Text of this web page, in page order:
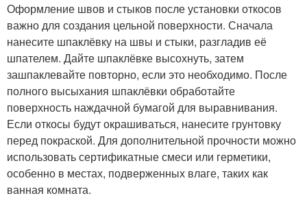
Оформление швов и стыков после установки откосов
важно для создания цельной поверхности. Сначала
нанесите шпаклёвку на швы и стыки, разгладив её
шпателем. Дайте шпаклёвке высохнуть, затем
зашпаклевайте повторно, если это необходимо. После
полного высыхания шпаклёвки обработайте
поверхность наждачной бумагой для выравнивания.
Если откосы будут окрашиваться, нанесите грунтовку
перед покраской. Для дополнительной прочности можно
использовать сертификатные смеси или герметики,
особенно в местах, подверженных влаге, таких как
ванная комната.